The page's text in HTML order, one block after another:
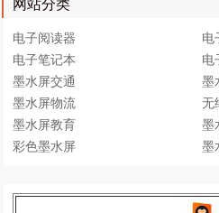
网站分类
电子阅读器
电
电子笔记本
电
墨水屏交通
墨
墨水屏物流
无
墨水屏教育
墨
彩色墨水屏
墨